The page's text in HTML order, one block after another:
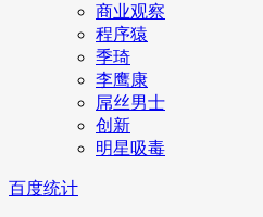
商业观察
程序猿
季琦
李鹰康
屌丝男士
创新
明星吸毒
百度统计